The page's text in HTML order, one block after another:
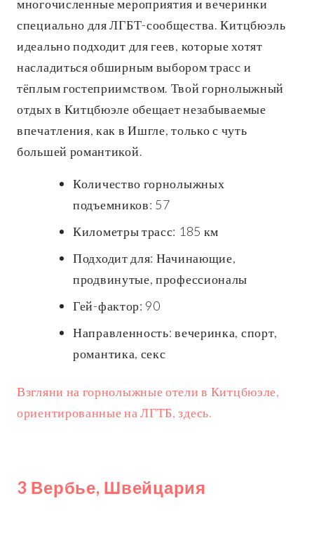
многочисленные мероприятия и вечеринки
специально для ЛГБТ-сообщества. Китцбюэль
идеально подходит для геев, которые хотят
насладиться обширным выбором трасс и
тёплым гостеприимством. Твой горнолыжный
отдых в Китцбюэле обещает незабываемые
впечатления, как в Ишгле, только с чуть
большей романтикой.
Количество горнолыжных
подъемников: 57
Километры трасс: 185 км
Подходит для: Начинающие,
продвинутые, профессионалы
Гей-фактор: 90
Направленность: вечеринка, спорт,
романтика, секс
Взгляни на горнолыжные отели в Китцбюэле,
ориентированные на ЛГТБ, здесь.
3 Вербье, Швейцария